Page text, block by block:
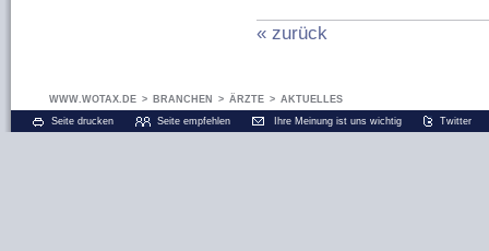
« zurück
WWW.WOTAX.DE > BRANCHEN > ÄRZTE > AKTUELLES
Seite drucken
Seite empfehlen Ihre Meinung ist uns wichtig Twitter